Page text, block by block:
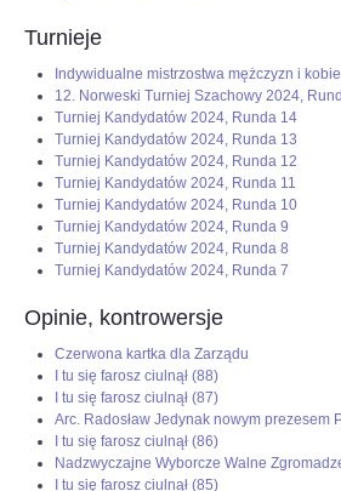
Turnieje
Indywidualne mistrzostwa mężczyzn i
12. Norweski Turniej Szachowy 2024,
Turniej Kandydatów 2024, Runda 14
Turniej Kandydatów 2024, Runda 13
Turniej Kandydatów 2024, Runda 12
Turniej Kandydatów 2024, Runda 11
Turniej Kandydatów 2024, Runda 10
Turniej Kandydatów 2024, Runda 9
Turniej Kandydatów 2024, Runda 8
Turniej Kandydatów 2024, Runda 7
Opinie, kontrowersje
Czerwona kartka dla Zarządu
I tu się farosz ciulnął (88)
I tu się farosz ciulnął (87)
Arc. Radosław Jedynak nowym prezesem
I tu się farosz ciulnął (86)
Nadzwyczajne Wyborcze Walne
I tu się farosz ciulnął (85)